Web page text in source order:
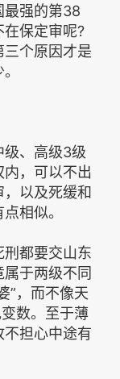
最强的第38
保定审呢?
个原因才是
级、高级3级
，可以不出
以及死缓和
相似。
都要交山东
于两级不同
”，而不像天
数。至于薄
担心中途有